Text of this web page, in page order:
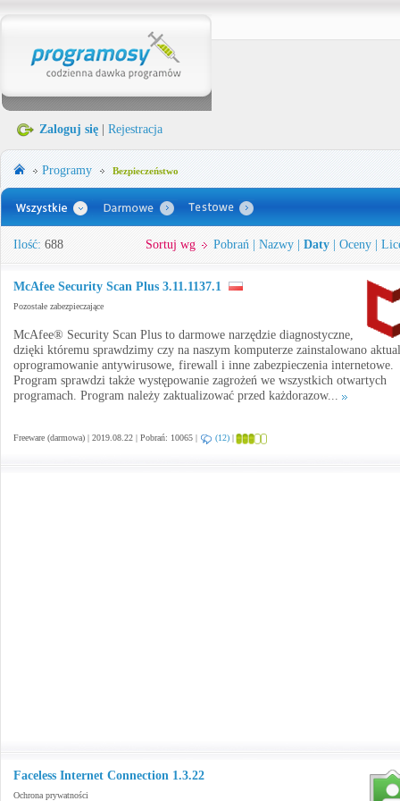
Zaloguj się Rejestracja
Programy Bezpieczeństwo
Ilość: 688 Sortuj wg Pobrań Nazwy Daty Oceny
McAfee Security Scan Plus 3.11.1137.1
Pozostałe zabezpieczające
McAfee® Security Scan Plus to darmowe narzędzie diagnostyczne,
dzięki któremu sprawdzimy czy na naszym komputerze zainstalowano
oprogramowanie antywirusowe, firewall i inne zabezpieczenia internetowe.
Program sprawdzi także występowanie zagrożeń we wszystkich otwartych
programach. Program należy zaktualizować przed każdorazow...
Freeware (darmowa) | 2019.08.22 | Pobrań: 10065 | (12) |
Faceless Internet Connection 1.3.22
Ochrona prywatności